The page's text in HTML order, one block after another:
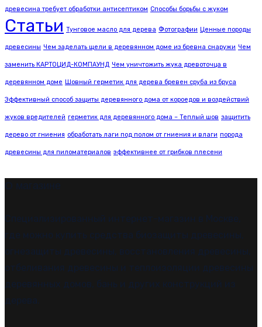
древесина требует обработки антисептиком Способы борьбы с жуком
Статьи Тунговое масло для дерева Фотографии Ценные породы
древесины Чем заделать щели в деревянном доме из бревна снаружи Чем
заменить КАРТОЦИД-КОМПАУНД Чем уничтожить жука древоточца в
деревянном доме Шовный герметик для дерева бревен сруба из бруса
Эффективный способ защиты деревянного дома от короедов и воздействий
жуков вредителей герметик для деревянного дома – Теплый шов защитить
дерево от гниения обработать лаги под полом от гниения и влаги порода
древесины для пиломатериалов эффективнее от грибков плесени
О магазине
Специализированный интернет-магазин в Москве,
где можно купить средства биозащиты древесины,
огнезащиты древесины, восстановления древесины,
отбеливания древесины и теплоизоляции древесины
деревянных домов, бань и других конструкций из
дерева.